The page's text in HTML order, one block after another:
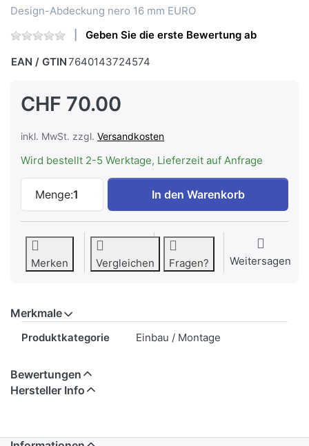
Design-Abdeckung nero 16 mm EURO
Geben Sie die erste Bewertung ab
EAN / GTIN7640143724574
CHF 70.00
inkl. MwSt. zzgl. Versandkosten
Wird bestellt 2-5 Werktage, Lieferzeit auf Anfrage
Menge:1
V-ZUG Design-Abdeckung nero 16 mm
In den Warenkorb
Merken Vergleichen Fragen? Weitersagen
Merkmale
Produktkategorie Einbau / Montage
Bewertungen
Hersteller Info